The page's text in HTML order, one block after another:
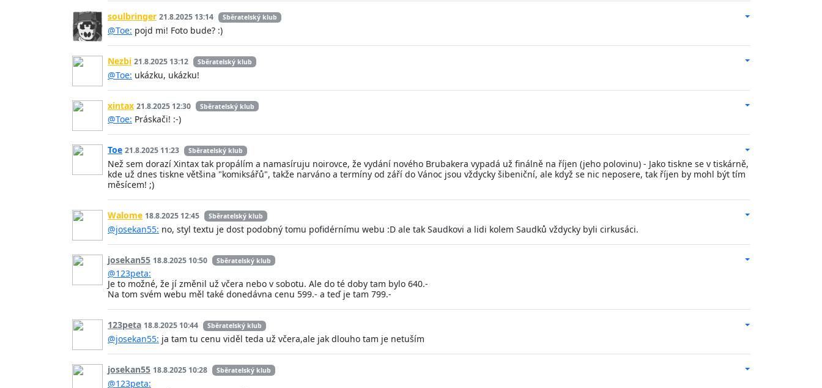
soulbringer 21.8.2025 13:14 Sběratelský klub
@Toe: pojd mi! Foto bude? :)
Nezbi 21.8.2025 13:12 Sběratelský klub
@Toe: ukázku, ukázku!
xintax 21.8.2025 12:30 Sběratelský klub
@Toe: Práskači! :-)
Toe 21.8.2025 11:23 Sběratelský klub
Než sem dorazí Xintax tak propálím a namasíruju noirovce, že vydání nového Brubakera vypadá už finálně na říjen (jeho polovinu) - Jako tiskne se v tiskárně,
kde už dnes tiskne většina "komiksářů", takže narváno a termíny od září do Vánoc jsou vždycky šibeniční, ale když se nic neposere, tak říjen by mohl být tím
měsícem! ;)
Walome 18.8.2025 12:45 Sběratelský klub
@josekan55: no, styl textu je dost podobný tomu pofidérnímu webu :D ale tak Saudkovi a lidi kolem Saudků vždycky byli cirkusáci.
josekan55 18.8.2025 10:50 Sběratelský klub
@123peta:
Je to možné, že jí změnil už včera nebo v sobotu. Ale do té doby tam bylo 640.-
Na tom svém webu měl také donedávna cenu 599.- a teď je tam 799.-
123peta 18.8.2025 10:44 Sběratelský klub
@josekan55: ja tam tu cenu viděl teda už včera,ale jak dlouho tam je netuším
josekan55 18.8.2025 10:28 Sběratelský klub
@123peta: